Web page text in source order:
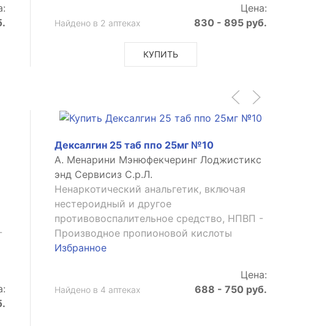
Цена:
Найдено в 2 аптеках 830 - 895 руб.
КУПИТЬ
Дексалгин 25 таб ппо 25мг №10
А. Менарини Мэнюфекчеринг Лоджистикс
энд Сервисиз С.р.Л.
Ненаркотический анальгетик, включая
нестероидный и другое
противовоспалительное средство, НПВП -
Производное пропионовой кислоты
Избранное
Цена:
Найдено в 4 аптеках 688 - 750 руб.